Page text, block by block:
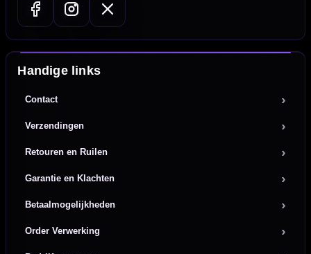
Handige links
Contact
Verzendingen
Retouren en Ruilen
Garantie en Klachten
Betaalmogelijkheden
Order Verwerking